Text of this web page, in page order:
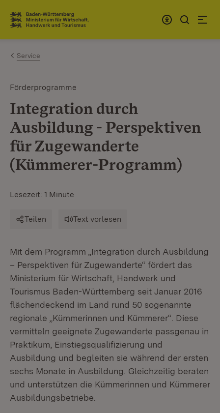
Zum Inhalt springen
Link zur Startseite
Service
Förderprogramme
Integration durch
Ausbildung - Perspektiven
für Zugewanderte
(Kümmerer-Programm)
Lesezeit: 1 Minute
Teilen Text vorlesen
Mit dem Programm „Integration durch Ausbildung
– Perspektiven für Zugewanderte“ fördert das
Ministerium für Wirtschaft, Handwerk und
Tourismus Baden-Württemberg seit Januar 2016
flächendeckend im Land rund 50 sogenannte
regionale „Kümmerinnen und Kümmerer“. Diese
vermitteln geeignete Zugewanderte passgenau in
Praktikum, Einstiegsqualifizierung und
Ausbildung und begleiten sie während der ersten
sechs Monate in Ausbildung. Gleichzeitig beraten
und unterstützen die Kümmerinnen und Kümmerer
Ausbildungsbetriebe.